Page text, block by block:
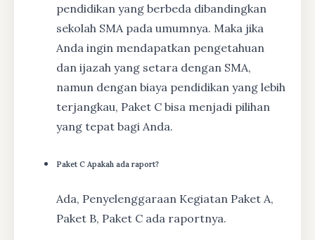
pendidikan yang berbeda dibandingkan
sekolah SMA pada umumnya. Maka jika
Anda ingin mendapatkan pengetahuan
dan ijazah yang setara dengan SMA,
namun dengan biaya pendidikan yang lebih
terjangkau, Paket C bisa menjadi pilihan
yang tepat bagi Anda.
Paket C Apakah ada raport?
Ada, Penyelenggaraan Kegiatan Paket A,
Paket B, Paket C ada raportnya.